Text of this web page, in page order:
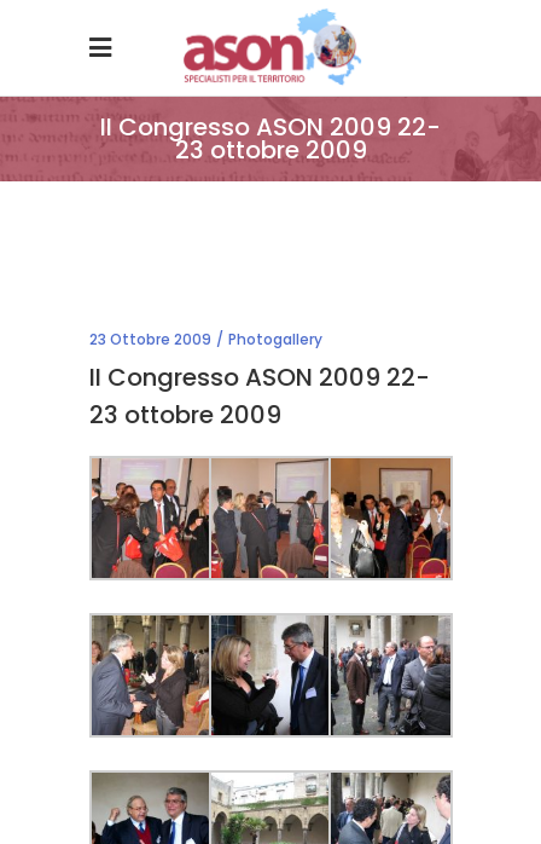
II Congresso ASON 2009 22-
23 ottobre 2009
23 Ottobre 2009 Photogallery
II Congresso ASON 2009 22-
23 ottobre 2009